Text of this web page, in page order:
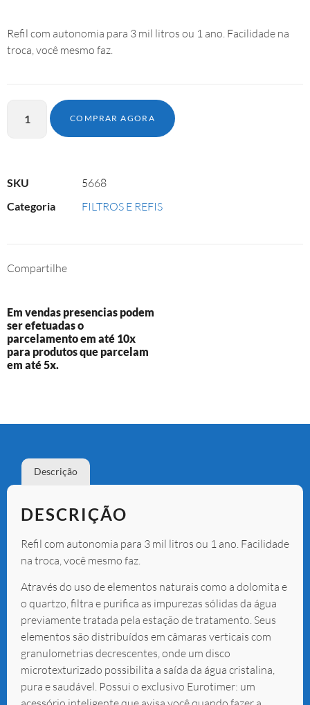
Refil com autonomia para 3 mil litros ou 1 ano. Facilidade na
troca, você mesmo faz.
COMPRAR AGORA
SKU 5668
Categoria FILTROS E REFIS
Compartilhe
Em vendas presencias podem
ser efetuadas o
parcelamento em até 10x
para produtos que parcelam
em até 5x.
Descrição
DESCRIÇÃO
Refil com autonomia para 3 mil litros ou 1 ano. Facilidade
na troca, você mesmo faz.
Através do uso de elementos naturais como a dolomita e
o quartzo, filtra e purifica as impurezas sólidas da água
previamente tratada pela estação de tratamento. Seus
elementos são distribuídos em câmaras verticais com
granulometrias decrescentes, onde um disco
microtexturizado possibilita a saída da água cristalina,
pura e saudável. Possui o exclusivo Eurotimer: um